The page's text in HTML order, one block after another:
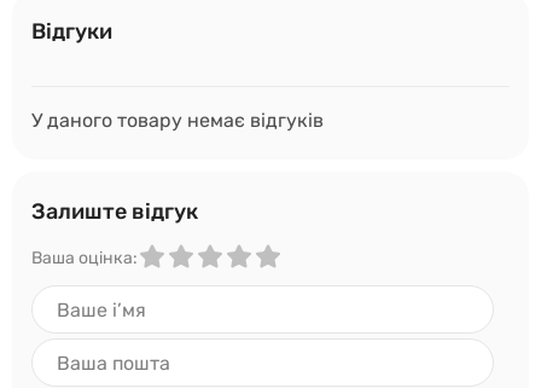
Відгуки
У даного товару немає відгуків
Залиште відгук
Ваша оцінка: